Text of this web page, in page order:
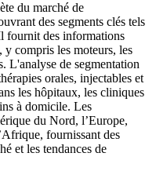
du marché de
des segments clés tels
fournit des informations
y compris les moteurs, les
L'analyse de segmentation
orales, injectables et
les hôpitaux, les cliniques
à domicile. Les
du Nord, l’Europe,
fournissant des
et les tendances de